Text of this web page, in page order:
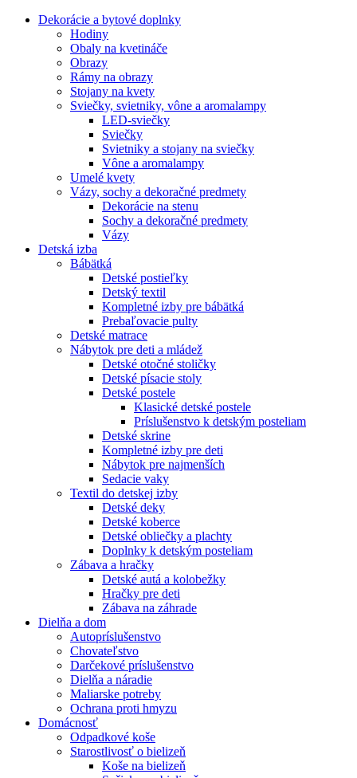
Dekorácie a bytové doplnky
Hodiny
Obaly na kvetináče
Obrazy
Rámy na obrazy
Stojany na kvety
Sviečky, svietniky, vône a aromalampy
LED-sviečky
Sviečky
Svietniky a stojany na sviečky
Vône a aromalampy
Umelé kvety
Vázy, sochy a dekoračné predmety
Dekorácie na stenu
Sochy a dekoračné predmety
Vázy
Detská izba
Bábätká
Detské postieľky
Detský textil
Kompletné izby pre bábätká
Prebaľovacie pulty
Detské matrace
Nábytok pre deti a mládež
Detské otočné stoličky
Detské písacie stoly
Detské postele
Klasické detské postele
Príslušenstvo k detským posteliam
Detské skrine
Kompletné izby pre deti
Nábytok pre najmenších
Sedacie vaky
Textil do detskej izby
Detské deky
Detské koberce
Detské obliečky a plachty
Doplnky k detským posteliam
Zábava a hračky
Detské autá a kolobežky
Hračky pre deti
Zábava na záhrade
Dielňa a dom
Autopríslušenstvo
Chovateľstvo
Darčekové príslušenstvo
Dielňa a náradie
Maliarske potreby
Ochrana proti hmyzu
Domácnosť
Odpadkové koše
Starostlivosť o bielizeň
Koše na bielizeň